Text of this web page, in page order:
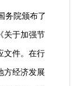
务院颁布了
关于加强节
文件。在行
方经济发展